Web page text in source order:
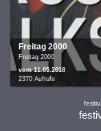
Freitag 2000
Freitag 2000
vom 11.05.2018
2370 Aufrufe